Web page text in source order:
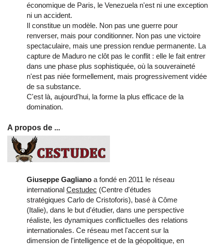
économique de Paris, le Venezuela n'est ni une exception
ni un accident.
Il constitue un modèle. Non pas une guerre pour
renverser, mais pour conditionner. Non pas une victoire
spectaculaire, mais une pression rendue permanente. La
capture de Maduro ne clôt pas le conflit : elle le fait entrer
dans une phase plus sophistiquée, où la souveraineté
n'est pas niée formellement, mais progressivement vidée
de sa substance.
C'est là, aujourd'hui, la forme la plus efficace de la
domination.
A propos de ...
Giuseppe Gagliano a fondé en 2011 le réseau
international Cestudec (Centre d'études
stratégiques Carlo de Cristoforis), basé à Côme
(Italie), dans le but d'étudier, dans une perspective
réaliste, les dynamiques conflictuelles des relations
internationales. Ce réseau met l'accent sur la
dimension de l'intelligence et de la géopolitique, en